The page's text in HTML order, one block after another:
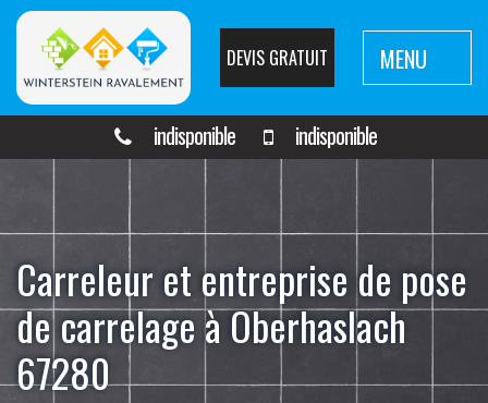
DEVIS GRATUIT MENU
indisponible indisponible
Carreleur et entreprise de pose
de carrelage à Oberhaslach
67280